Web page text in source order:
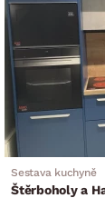
Sestava kuchyně
Štěrboholy a